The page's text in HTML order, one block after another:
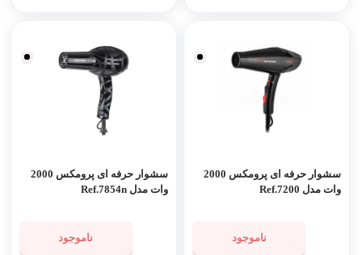
سشوار حرفه ای پرومکس 2000
وات مدل Ref.7200
ناموجود
سشوار حرفه ای پرومکس 2000
وات مدل Ref.7854n
ناموجود